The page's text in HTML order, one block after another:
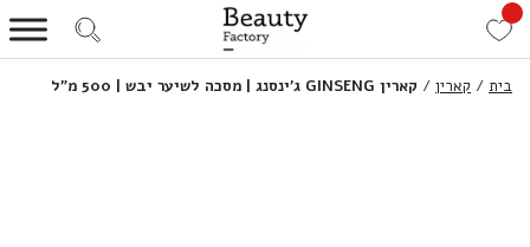
בית / קארין / קארין GINSENG ג’ינסנג | מסכה לשיער יבש | 500 מ”ל